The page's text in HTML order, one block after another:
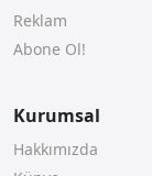
Reklam
Abone Ol!
Kurumsal
Hakkımızda